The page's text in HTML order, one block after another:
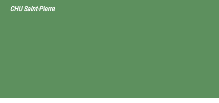
CHU Saint-Pierre